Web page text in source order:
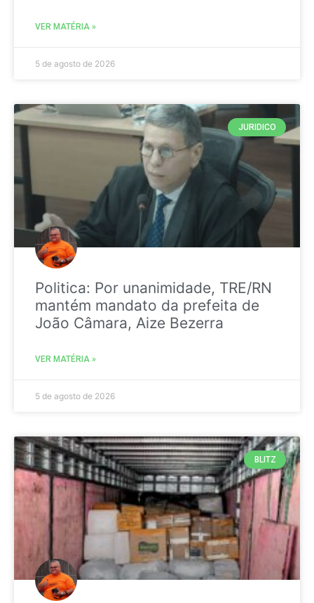
VER MATÉRIA »
5 de agosto de 2026
JURIDICO
Politica: Por unanimidade, TRE/RN
mantém mandato da prefeita de
João Câmara, Aize Bezerra
VER MATÉRIA »
5 de agosto de 2026
BLITZ